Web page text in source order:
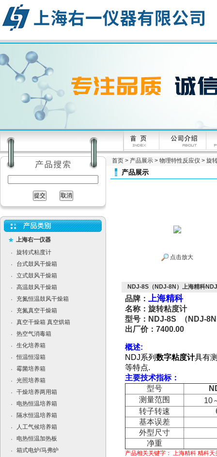
上海右一仪器
·
旋转式粘度计
·
台式鼓风干燥箱
·
立式鼓风干燥箱
·
高温鼓风干燥箱
·
充氮恒温鼓风干燥箱
·
充氮真空干燥箱
·
真空干燥箱 真空烘箱
·
热空气消毒箱
·
生化培养箱
·
恒温恒湿箱
·
霉菌培养箱
·
光照培养箱
·
干燥培养两用箱
·
电热恒温培养箱
·
隔水恒温培养箱
·
人工气候培养箱
·
电热恒温加热板
·
箱式电炉/马弗炉
首页 > 产品展示 > 物理特性反应仪 > 旋
产品展示
点击放大
NDJ-8S（NDJ-8N）上海精科
品牌： 上海精科
名称：旋转粘度计
型号：NDJ-8S （NDJ-
出厂价：7400.00
概述:
NDJ系列 数字粘度计具有
等特点.
主要技术指标：
型号
测量范围
10
转子转速
基本误差
外型尺寸
净重
产品相关关键字： 上海精科 精科天